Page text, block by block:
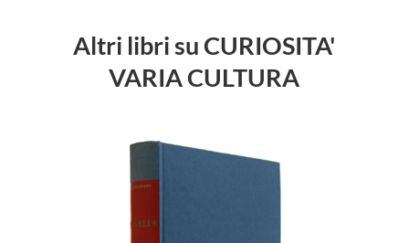
Altri libri su CURIOSITA'
VARIA CULTURA